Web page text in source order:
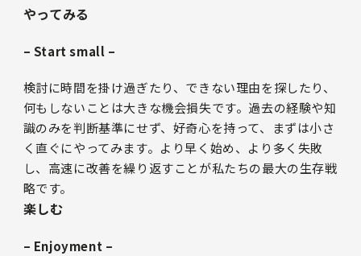
やってみる
– Start small –
検討に時間を掛け過ぎたり、できない理由を探したり、
何もしないことは大きな機会損失です。過去の経験や知
識のみを判断基準にせず、好奇心を持って、まずは小さ
く直ぐにやってみます。より早く始め、より多く失敗
し、高速に改善を繰り返すことが私たちの最大の生存戦
略です。
楽しむ
– Enjoyment –